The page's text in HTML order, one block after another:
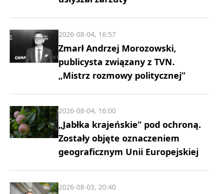
Zmarł Andrzej Morozowski,
publicysta związany z TVN.
„Mistrz rozmowy politycznej”
2026-08-04, 16:57
„Jabłka krajeńskie” pod ochroną.
Zostały objęte oznaczeniem
geograficznym Unii Europejskiej
2026-08-04, 16:00
2026-08-03, 20:40